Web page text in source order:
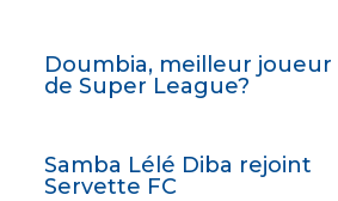
Doumbia, meilleur joueur
de Super League?
Samba Lélé Diba rejoint
Servette FC